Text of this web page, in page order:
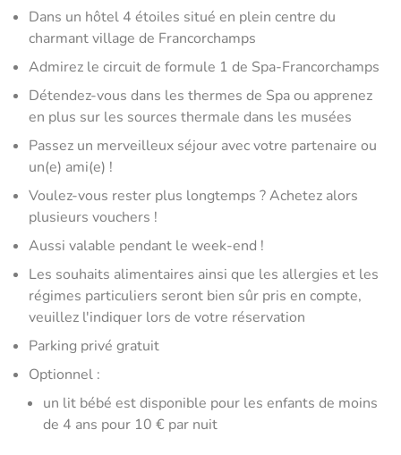
Dans un hôtel 4 étoiles situé en plein centre du
charmant village de Francorchamps
Admirez le circuit de formule 1 de Spa-Francorchamps
Détendez-vous dans les thermes de Spa ou apprenez
en plus sur les sources thermale dans les musées
Passez un merveilleux séjour avec votre partenaire ou
un(e) ami(e) !
Voulez-vous rester plus longtemps ? Achetez alors
plusieurs vouchers !
Aussi valable pendant le week-end !
Les souhaits alimentaires ainsi que les allergies et les
régimes particuliers seront bien sûr pris en compte,
veuillez l'indiquer lors de votre réservation
Parking privé gratuit
Optionnel :
un lit bébé est disponible pour les enfants de moins
de 4 ans pour 10 € par nuit